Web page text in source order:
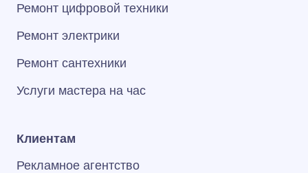
Ремонт цифровой техники
Ремонт электрики
Ремонт сантехники
Услуги мастера на час
Клиентам
Рекламное агентство